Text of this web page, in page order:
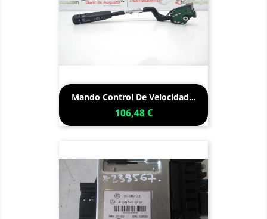
Mando Control De Velocidad...
106,48 €